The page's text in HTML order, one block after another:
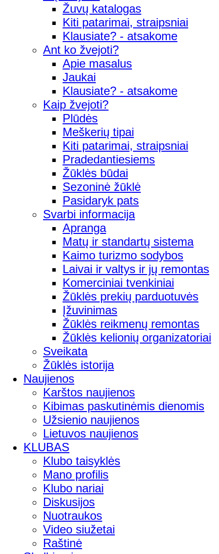
Žuvų katalogas
Kiti patarimai, straipsniai
Klausiate? - atsakome
Ant ko žvejoti?
Apie masalus
Jaukai
Klausiate? - atsakome
Kaip žvejoti?
Plūdės
Meškerių tipai
Kiti patarimai, straipsniai
Pradedantiesiems
Žūklės būdai
Sezoninė žūklė
Pasidaryk pats
Svarbi informacija
Apranga
Matų ir standartų sistema
Kaimo turizmo sodybos
Laivai ir valtys ir jų remontas
Komerciniai tvenkiniai
Žūklės prekių parduotuvės
Įžuvinimas
Žūklės reikmenų remontas
Žūklės kelionių organizatoriai
Sveikata
Žūklės istorija
Naujienos
Karštos naujienos
Kibimas paskutinėmis dienomis
Užsienio naujienos
Lietuvos naujienos
KLUBAS
Klubo taisyklės
Mano profilis
Klubo nariai
Diskusijos
Nuotraukos
Video siužetai
Raštinė